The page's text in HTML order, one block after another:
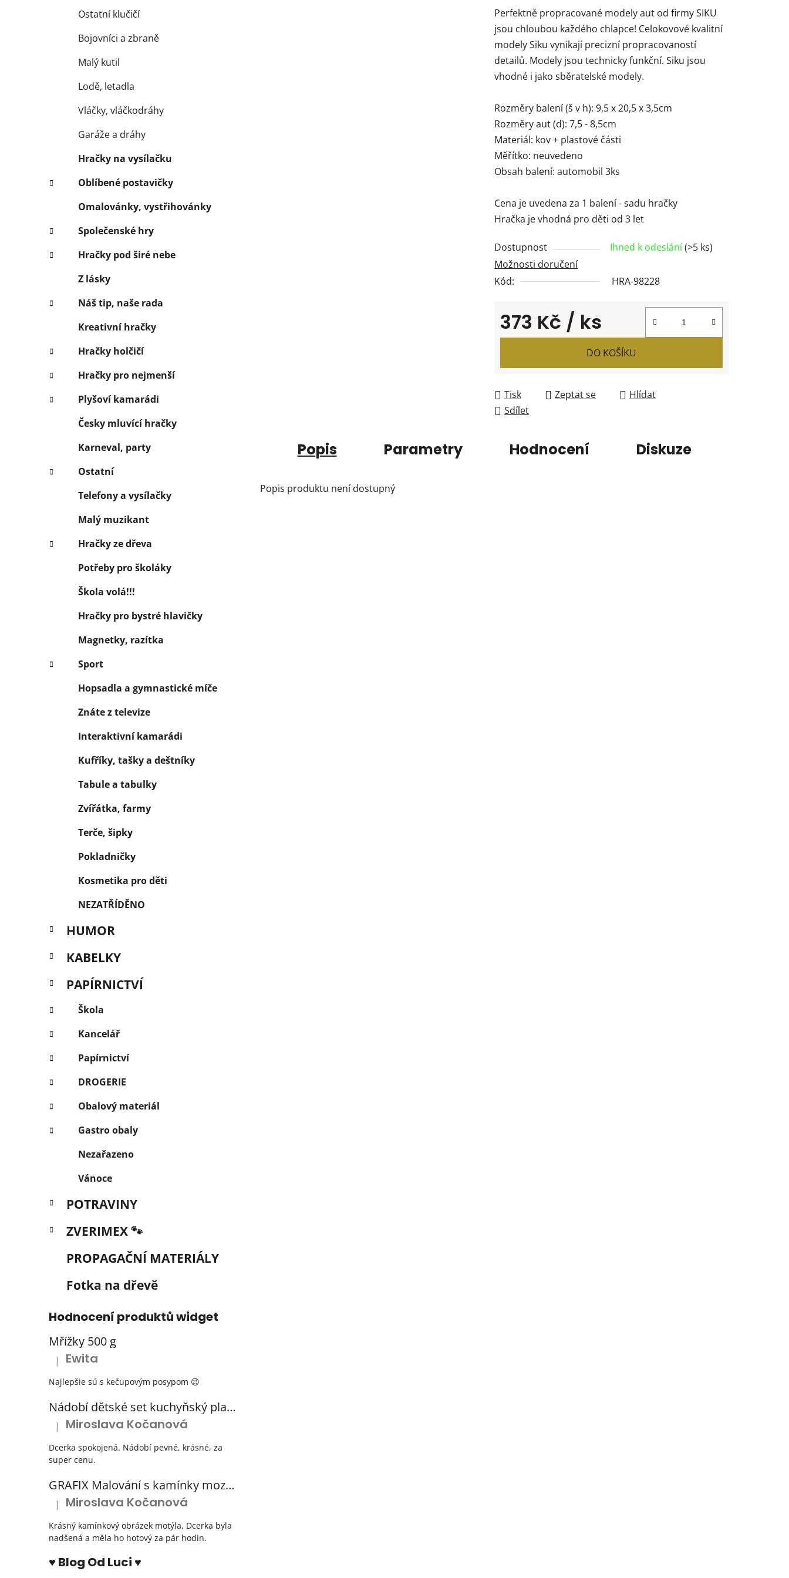
Ostatní klučičí
Bojovníci a zbraně
Malý kutil
Lodě, letadla
Vláčky, vláčkodráhy
Garáže a dráhy
Hračky na vysílačku
Oblíbené postavičky
Omalovánky, vystřihovánky
Společenské hry
Hračky pod širé nebe
Z lásky
Náš tip, naše rada
Kreativní hračky
Hračky holčičí
Hračky pro nejmenší
Plyšoví kamarádi
Česky mluvící hračky
Karneval, party
Ostatní
Telefony a vysílačky
Malý muzikant
Hračky ze dřeva
Potřeby pro školáky
Škola volá!!!
Hračky pro bystré hlavičky
Magnetky, razítka
Sport
Hopsadla a gymnastické míče
Znáte z televize
Interaktivní kamarádi
Kufříky, tašky a deštníky
Tabule a tabulky
Zvířátka, farmy
Terče, šipky
Pokladničky
Kosmetika pro děti
NEZATŘÍDĚNO
HUMOR
KABELKY
PAPÍRNICTVÍ
Škola
Kancelář
Papírnictví
DROGERIE
Obalový materiál
Gastro obaly
Nezařazeno
Vánoce
POTRAVINY
ZVERIMEX 🐾
PROPAGAČNÍ MATERIÁLY
Fotka na dřevě
Hodnocení produktů widget
Mřížky 500 g
Hodnocení produktu je 5 z 5 hvězdiček.
| Ewita
Najlepšie sú s kečupovým posypom 😉
Nádobí dětské set kuchyňský plastový s odkapávačem 3 barvy
Hodnocení produktu je 5 z 5 hvězdiček.
| Miroslava Kočanová
Dcerka spokojená. Nádobí pevné, krásné, za
super cenu.
GRAFIX Malování s kamínky mozaika diamantový obrázek 3 druhy
Hodnocení produktu je 5 z 5 hvězdiček.
| Miroslava Kočanová
Krásný kamínkový obrázek motýla. Dcerka byla
nadšená a měla ho hotový za pár hodin.
♥ Blog Od Luci ♥
Perfektně propracované modely aut od firmy SIKU
jsou chloubou každého chlapce! Celokovové kvalitní
modely Siku vynikají precizní propracovaností
detailů. Modely jsou technicky funkční. Siku jsou
vhodné i jako sběratelské modely.
Rozměry balení (š v h): 9,5 x 20,5 x 3,5cm
Rozměry aut (d): 7,5 - 8,5cm
Materiál: kov + plastové části
Měřítko: neuvedeno
Obsah balení: automobil 3ks
Cena je uvedena za 1 balení - sadu hračky
Hračka je vhodná pro děti od 3 let
Dostupnost Ihned k odeslání(>5 ks)
Možnosti doručení
Kód:
HRA-98228
373 Kč / ks
Měrná cena:
DO KOŠÍKU
Tisk Zeptat se
Hlídat
Sdílet
Popis Parametry Hodnocení Diskuze
Popis produktu není dostupný